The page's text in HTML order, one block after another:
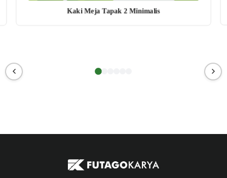
Kaki Meja Tapak 2 Minimalis